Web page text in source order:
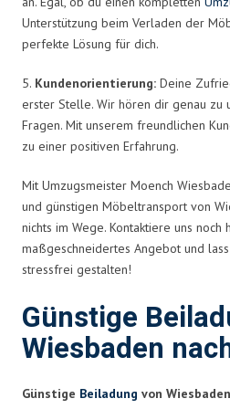
Unterstützung beim Verladen der
perfekte Lösung für dich.
5. Kundenorientierung: Deine
erster Stelle. Wir hören dir genau zu
Fragen. Mit unserem freundlichen
zu einer positiven Erfahrung.
Mit Umzugsmeister Moench
und günstigen Möbeltransport von
nichts im Wege. Kontaktiere uns noch
maßgeschneidertes Angebot und
stressfrei gestalten!
Günstige
Wiesbaden
Günstige Beiladung von